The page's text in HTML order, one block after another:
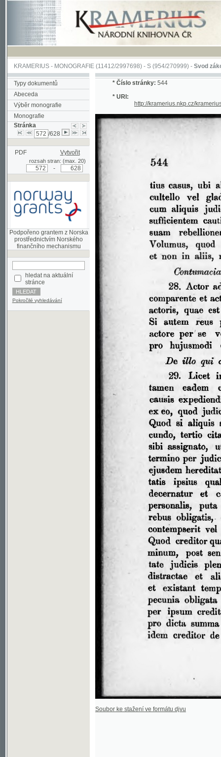
KRAMERIUS-MONOGRAFIE(11412/2997698) -S (954/270999)-Svod zákonův
Typy dokumentů
Abeceda
Výběr monografie
Monografie
Stránka
/628
PDF Vytvořit
rozsah stran: (max. 20)
Podpořeno grantem z Norska
prostřednictvím Norského
hledat na aktuální
stránce
Pokročilé vyhledávání
http://kramerius.nkp.cz/kramerius/